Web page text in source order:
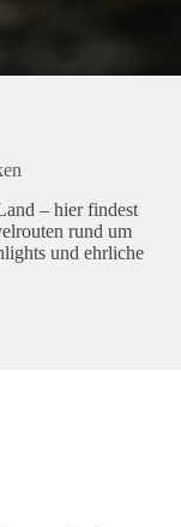
– hier findest
rund um
und ehrliche